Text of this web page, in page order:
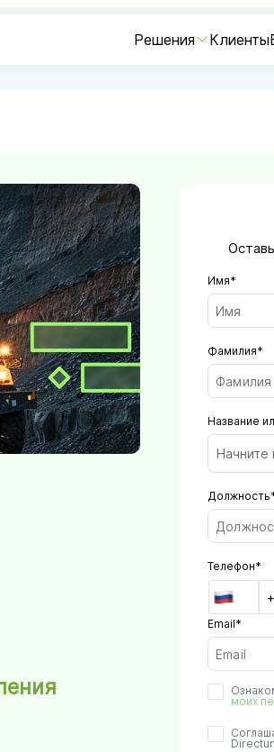
Решения Клиенты
Имя*
Фамилия*
Название
Начните
Телефон*
Email*
моих